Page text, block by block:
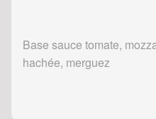
Base sauce tomate,
hachée, merguez